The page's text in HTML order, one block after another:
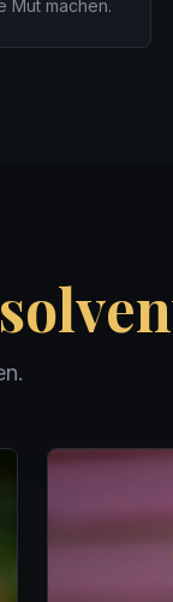
Mut machen.